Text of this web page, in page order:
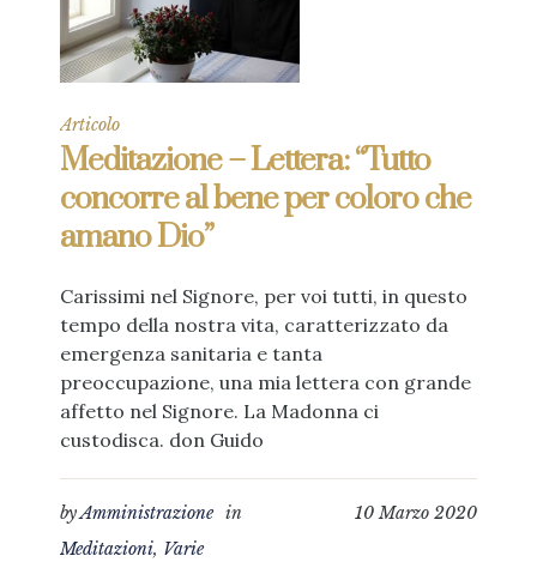
Articolo
Meditazione – Lettera: “Tutto
concorre al bene per coloro che
amano Dio”
Carissimi nel Signore, per voi tutti, in questo
tempo della nostra vita, caratterizzato da
emergenza sanitaria e tanta
preoccupazione, una mia lettera con grande
affetto nel Signore. La Madonna ci
custodisca. don Guido
10 Marzo 2020
byAmministrazione in
Meditazioni, Varie